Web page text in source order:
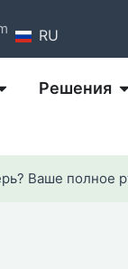
RU
Решения
Ваше полное